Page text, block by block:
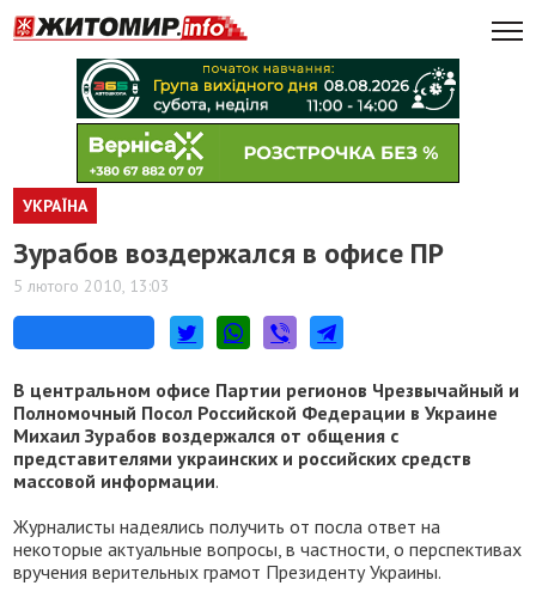
УКРАЇНА
Зурабов воздержался в офисе ПР
5 лютого 2010, 13:03
В центральном офисе Партии регионов Чрезвычайный и
Полномочный Посол Российской Федерации в Украине
Михаил Зурабов воздержался от общения с
представителями украинских и российских средств
массовой информации.
Журналисты надеялись получить от посла ответ на
некоторые актуальные вопросы, в частности, о перспективах
вручения верительных грамот Президенту Украины.